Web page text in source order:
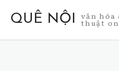
QUÊ NỘI văn hóa
thuật